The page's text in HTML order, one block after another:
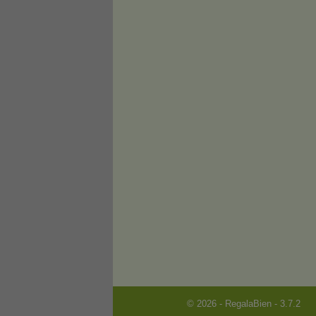
© 2026 - RegalaBien - 3.7.2